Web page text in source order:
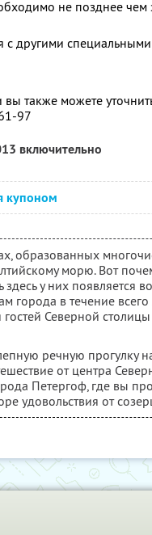
не позднее чем
с другими
также можете
97
включительно
купоном
образованных
морю. Вот
у них появляется
города в течение всего
Северной
речную прогулку
от центра
Петергоф, где вы
удовольствия от